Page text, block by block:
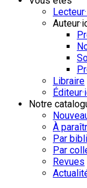
Libraire
Notre
À
Par
Par
Revues